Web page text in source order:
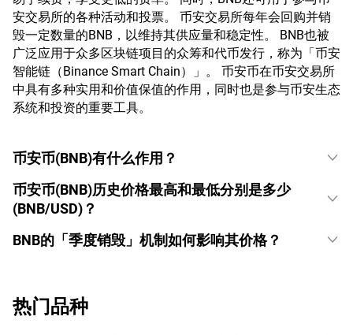
安交易所的各种活动和投票。 币安交易所每年会回购并销
毁一定数量的BNB，以维持其供应量和稳定性。 BNB也被
广泛应用于众多区块链项目的众筹和代币发行，称为「币安
智能链（Binance Smart Chain）」。 币安币在币安交易所
中具有多种实用和价值保值的作用，同时也是参与币安生态
系统和投资的重要工具。
币安币(BNB)有什么作用？
币安币(BNB)历史价格最高和最低分别是多少
(BNB/USD)？
BNB的「季度销毁」机制如何影响其价格？
热门品种